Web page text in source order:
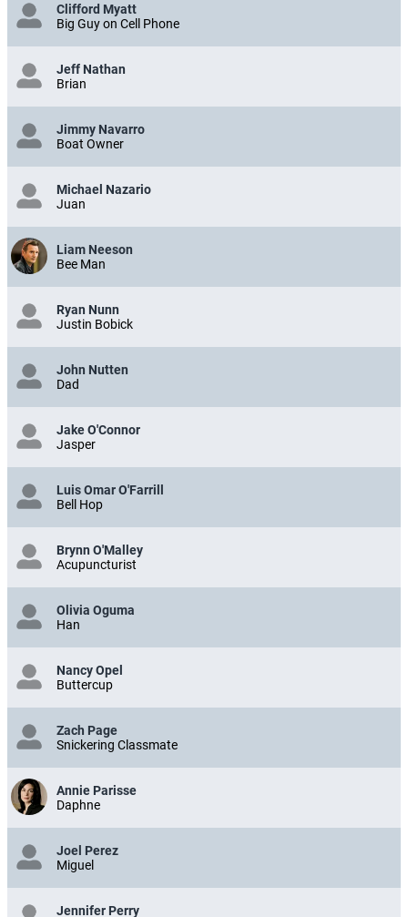
Clifford Myatt
Big Guy on Cell Phone
Jeff Nathan
Brian
Jimmy Navarro
Boat Owner
Michael Nazario
Juan
Liam Neeson
Bee Man
Ryan Nunn
Justin Bobick
John Nutten
Dad
Jake O'Connor
Jasper
Luis Omar O'Farrill
Bell Hop
Brynn O'Malley
Acupuncturist
Olivia Oguma
Han
Nancy Opel
Buttercup
Zach Page
Snickering Classmate
Annie Parisse
Daphne
Joel Perez
Miguel
Jennifer Perry